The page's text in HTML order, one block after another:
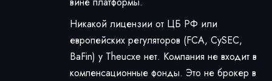
Никакой лицензии от ЦБ РФ или
европейских регуляторов (FCA, CySEC,
BaFin) у Theucxe нет. Компания не входит в
компенсационные фонды. Это не брокер в